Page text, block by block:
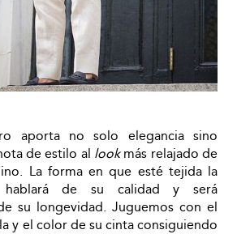
aporta no solo elegancia sino
de estilo al lookmás relajado de
La forma en que esté tejida la
hablará de su calidad y será
su longevidad. Juguemos con el
y el color de su cinta consiguiendo